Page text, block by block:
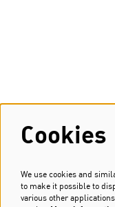
Cookies
We use cookies and
to make it possible to
various other